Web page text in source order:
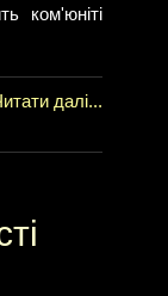
ком'юніті
далі...